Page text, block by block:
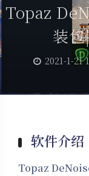
Topaz
装
2021-1-21
软件介绍
Topaz